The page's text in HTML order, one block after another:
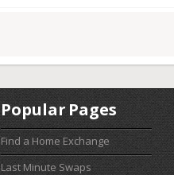
Popular Pages
Find a Home Exchange
Last Minute Swaps